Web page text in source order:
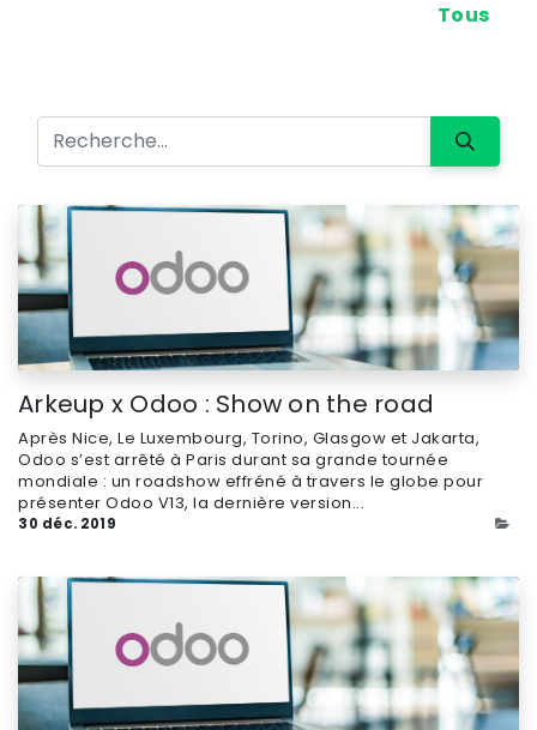
Tous
Arkeup x Odoo : Show on the road
Après Nice, Le Luxembourg, Torino, Glasgow et Jakarta,
Odoo s’est arrêté à Paris durant sa grande tournée
mondiale : un roadshow effréné à travers le globe pour
présenter Odoo V13, la dernière version...
30 déc. 2019